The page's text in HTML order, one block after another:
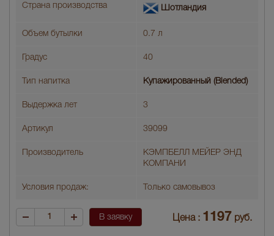
Страна производства Шотландия
Объем бутылки 0.7 л
Градус 40
Тип напитка Купажированный (Blended)
Выдержка лет 3
Артикул 39099
Производитель
КЭМПБЕЛЛ МЕЙЕР ЭНД
КОМПАНИ
Условия продаж: Только самовывоз
В заявку Цена : 1197 руб.